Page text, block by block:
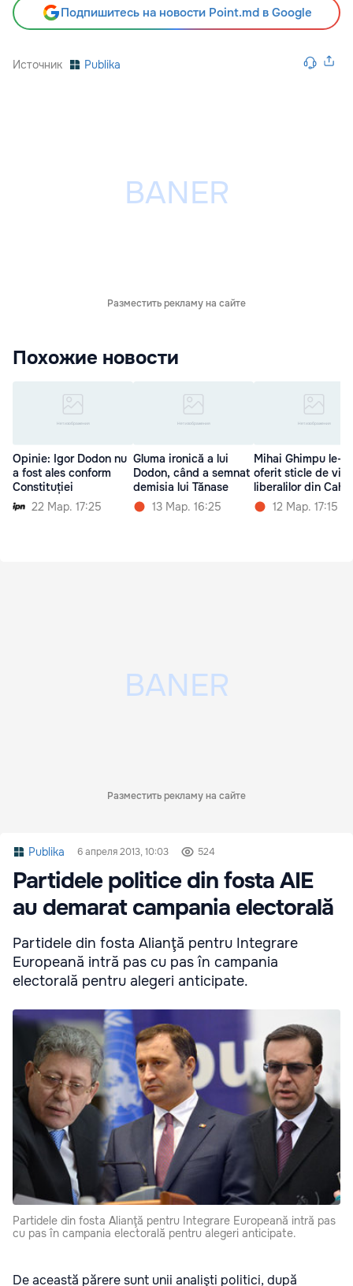
Подпишитесь на новости Point.md в Google
Источник Publika
Разместить рекламу на сайте
Похожие новости
Opinie: Igor Dodon nu
a fost ales conform
Constituției
22 Мар. 17:25
Gluma ironică a lui
Dodon, când a semnat
demisia lui Tănase
13 Мар. 16:25
Mihai Ghimpu le-a
oferit sticle de vin
liberalilor din Cahul
12 Мар. 17:15
Разместить рекламу на сайте
Publika 6 апреля 2013, 10:03 524
Partidele politice din fosta AIE
au demarat campania electorală
Partidele din fosta Alianţă pentru Integrare
Europeană intră pas cu pas în campania
electorală pentru alegeri anticipate.
Partidele din fosta Alianţă pentru Integrare Europeană intră pas
cu pas în campania electorală pentru alegeri anticipate.
De această părere sunt unii analişti politici, după